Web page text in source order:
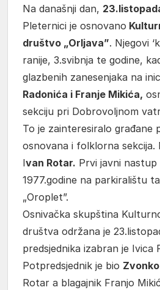
Na današnji dan,
Pleternici je osnovano
društvo „Orljava”. Njegovi
ranije, 3.svibnja te godine,
glazbenih zanesenjaka na
Radonića i Franje Mikića,
sekciju pri Dobrovoljnom
To je zainteresiralo građane
osnovana i folklorna sekcija.
Ivan Rotar. Prvi javni
1977.godine na parkiralištu
„Oroplet”.
Osnivačka skupština
društva održana je
predsjednika izabran je Ivica
Potpredsjednik je bio
Rotar a blagajnik Franjo